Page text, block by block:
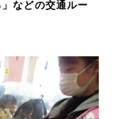
などの交通ルー